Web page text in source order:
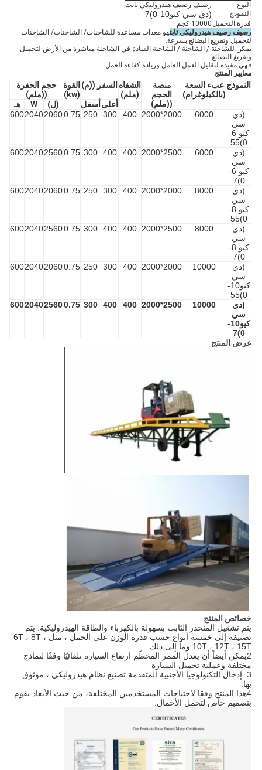
النوع
رصيف رصيف هيدروليكي ثابت
النموذج
(دي سي كيو10-0)7
قدرة التحميل10000 كجم
رصيف رصيف هيدروليكي ثابتهو معدات مساعدة للشاحنات/ الشاحنات/ الشاحنات
لتحميل وتفريغ البضائع بسرعة.
يمكن للشاحنة / الشاحنة / الشاحنة القيادة في الشاحنة مباشرة من الأرض لتحميل
وتفريغ البضائع.
فهي مفيدة لتقليل العمل العامل وزيادة كفاءة العمل.
معايير المنتج
النموذج عبء السعة
(بالكيلوغرام)
منصة
الحجم
((ملم)
الشفاه
(ملم)
السفر ((م) القوة
(kw)
حجم الحفرة
((ملم)
أعلى أسفل (ل) W
هـ
(دي
سي
كيو 6-
0)55
6000
2000*2000
400
300
250
0.75
2060
2040
600
(دي
سي
كيو 6-
0)7
6000
2500*2000
400
400
300
0.75
2560
2040
600
(دي
سي
كيو 8-
0)55
8000
2000*2000
400
300
250
0.75
2060
2040
600
(دي
سي
كيو 8-
0)7
8000
2500*2000
400
400
300
0.75
2560
2040
600
(دي
سي
كيو10-
0)55
10000
2000*2000
400
300
250
0.75
2060
2040
600
(دي
سي
كيو10-
0)7
10000
2500*2000
400
400
300
0.75
2560
2040
600
عرض المنتج
خصائص المنتج
يتم تشغيل المنحدر الثابت بسهولة بالكهرباء والطاقة الهيدروليكية. يتم
تصنيفه إلى خمسة أنواع حسب قدرة الوزن على الحمل ، مثل 6T ، 8T ،
10T ، 12T ، 15T وما إلى ذلك.
2يمكن أيضاً أن يعدل الممر المحطّم ارتفاع السيارة تلقائيًا وفقًا لنماذج
مختلفة وعملية تحميل السيارة
3. إدخال التكنولوجيا الأجنبية المتقدمة تصنيع نظام هيدروليكي ، موثوق
بها.
4هذا المنتج وفقا لاحتياجات المستخدمين المختلفة، من حيث الأبعاد يقوم
بتصميم خاص لتحمل الأحمال.